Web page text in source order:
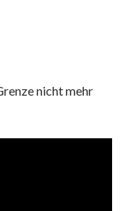
nicht mehr